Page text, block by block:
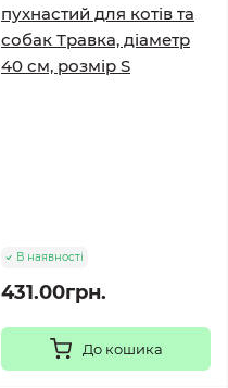
пухнастий для котів та
собак Травка, діаметр
40 см, розмір S
В наявності
431.00грн.
До кошика